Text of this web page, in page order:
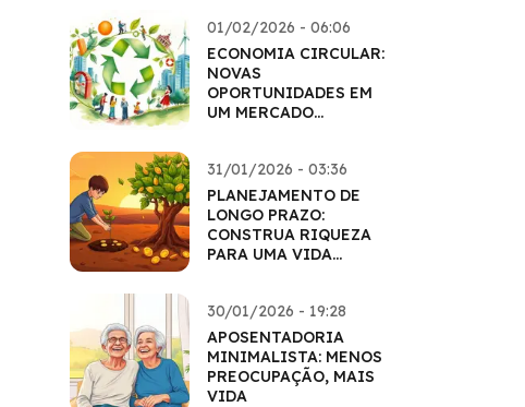
01/02/2026 - 06:06
ECONOMIA CIRCULAR:
NOVAS
OPORTUNIDADES EM
UM MERCADO
31/01/2026 - 03:36
PLANEJAMENTO DE
LONGO PRAZO:
CONSTRUA RIQUEZA
PARA UMA VIDA
30/01/2026 - 19:28
APOSENTADORIA
MINIMALISTA: MENOS
PREOCUPAÇÃO, MAIS
VIDA